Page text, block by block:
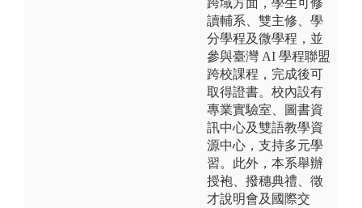
讀輔系、雙主修、學
分學程及微學程，並
參與臺灣 AI 學程聯盟
跨校課程，完成後可
取得證書。校內設有
專業實驗室、圖書資
訊中心及雙語教學資
源中心，支持多元學
習。此外，本系舉辦
授袍、撥穗典禮、徵
才說明會及國際交